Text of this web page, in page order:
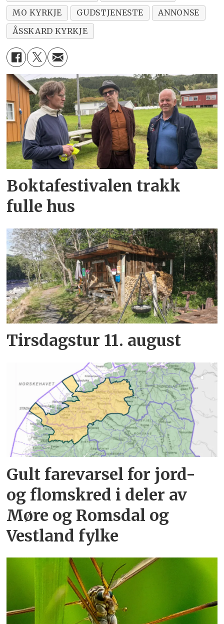
MO KYRKJE
GUDSTJENESTE
ANNONSE
ÅSSKARD KYRKJE
Boktafestivalen trakk
fulle hus
Tirsdagstur 11. august
Gult farevarsel for jord-
og flomskred i deler av
Møre og Romsdal og
Vestland fylke